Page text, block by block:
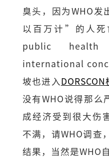
臭头，因为WHO
以百万计”的人死
public health
international
坡也进入
没有WHO说得那么
成经济受到很大伤
不满，请WHO调查
结果，当然是WHO